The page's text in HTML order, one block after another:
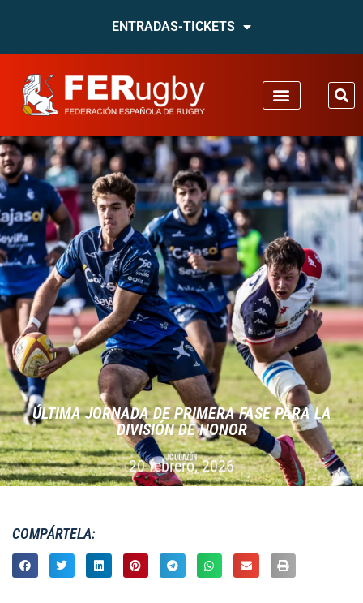
ENTRADAS-TICKETS
ÚLTIMA JORNADA DE PRIMERA FASE PARA LA
DIVISIÓN DE HONOR
20 febrero, 2026
COMPÁRTELA: